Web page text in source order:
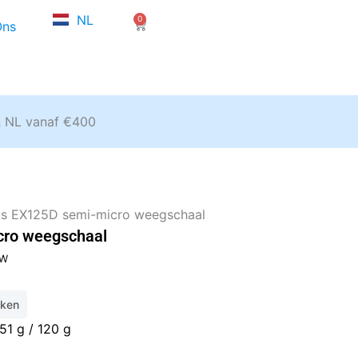
NL
EN
0
Winkelwagen
NL vanaf €400
EX125D semi-micro weegschaal
weegschaal
g / 120 g